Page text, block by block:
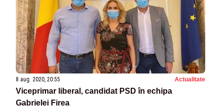
8 aug. 2020, 20:55 Actualitate
Viceprimar liberal, candidat PSD în echipa
Gabrielei Firea